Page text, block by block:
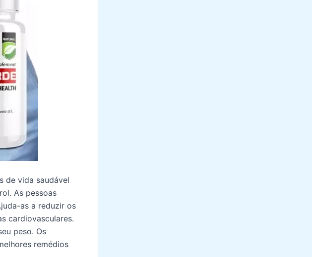
de vida saudável
As pessoas
as a reduzir os
cardiovasculares.
peso. Os
remédios